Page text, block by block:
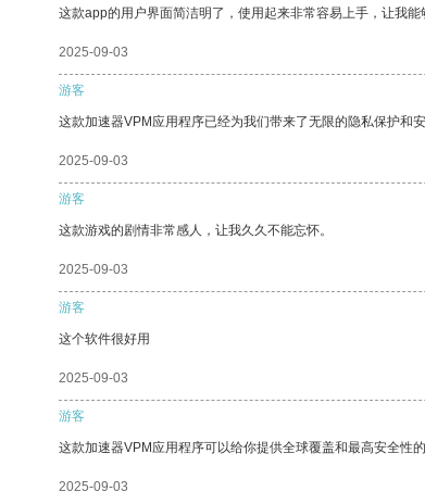
这款app的用户界面简洁明了，使用起来非常容易上手，让我能
2025-09-03
游客
这款加速器VPM应用程序已经为我们带来了无限的隐私保护和安
2025-09-03
游客
这款游戏的剧情非常感人，让我久久不能忘怀。
2025-09-03
游客
这个软件很好用
2025-09-03
游客
这款加速器VPM应用程序可以给你提供全球覆盖和最高安全性的
2025-09-03